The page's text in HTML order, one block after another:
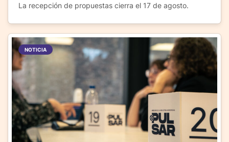
La recepción de propuestas cierra el 17 de agosto.
NOTICIA